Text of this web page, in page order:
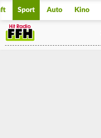
Sport Auto Kino